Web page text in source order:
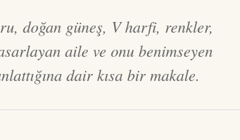
doğan güneş, V harfi, renkler,
aile ve onu benimseyen
dair kısa bir makale.